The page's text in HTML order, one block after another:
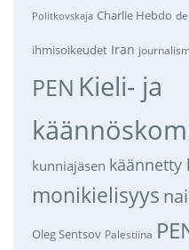
Politkovskaja Charlie Hebdo
ihmisoikeudet Iran
PEN Kieli- ja
kunniajäsen käännetty
monikielisyys
Oleg Sentsov Palestiina